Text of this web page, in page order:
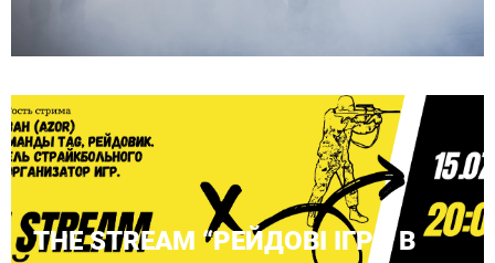
THE STREAM “РЕЙДОВІ ІГРИ В